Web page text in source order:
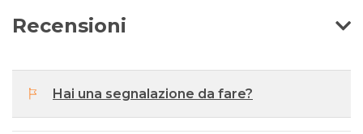
Recensioni
Hai una segnalazione da fare?